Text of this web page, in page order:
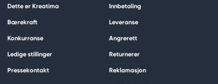
Dette er Kreatima
Bærekraft
Konkurranse
Ledige stillinger
Pressekontakt
Innbetaling
Leveranse
Angrerett
Returnerer
Reklamasjon